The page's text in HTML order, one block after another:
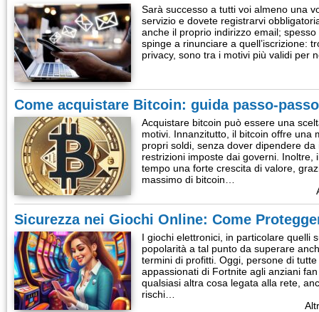
Sarà successo a tutti voi almeno una
servizio e dovete registrarvi
anche il proprio indirizzo email;
spinge a rinunciare a quell’iscrizione:
privacy, sono tra i motivi più validi per
Come acquistare Bitcoin: guida passo-
Acquistare bitcoin può essere una
motivi. Innanzitutto, il bitcoin offre una
propri soldi, senza dover dipendere
restrizioni imposte dai governi. Inoltre,
tempo una forte crescita di valore,
massimo di bitcoin…
Sicurezza nei Giochi Online: Come
I giochi elettronici, in particolare quelli
popolarità a tal punto da superare
termini di profitti. Oggi, persone di
appassionati di Fortnite agli anziani
qualsiasi altra cosa legata alla rete,
rischi…